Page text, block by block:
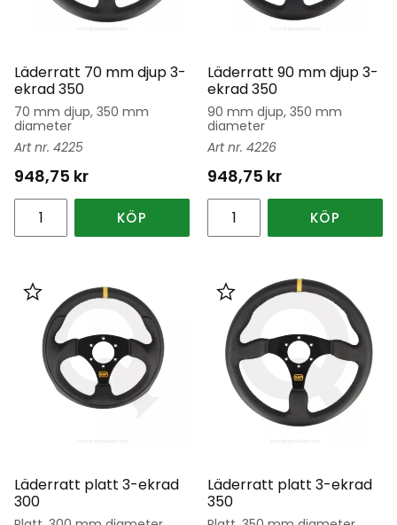
Läderratt 70 mm djup 3-
ekrad 350
70 mm djup, 350 mm
diameter
4225
948,75 kr
KÖP
Läderratt 90 mm djup 3-
ekrad 350
90 mm djup, 350 mm
diameter
4226
948,75 kr
KÖP
Läderratt platt 3-ekrad
300
Lägg till i favoriter
Läderratt platt 3-ekrad
350
Lägg till i favoriter